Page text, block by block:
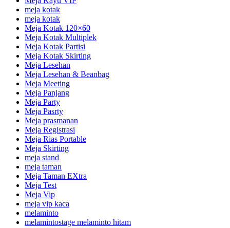
meja kotak
meja kotak
Meja Kotak 120×60
Meja Kotak Multiplek
Meja Kotak Partisi
Meja Kotak Skirting
Meja Lesehan
Meja Lesehan & Beanbag
Meja Meeting
Meja Panjang
Meja Party
Meja Pasrty
Meja prasmanan
Meja Registrasi
Meja Rias Portable
Meja Skirting
meja stand
meja taman
Meja Taman EXtra
Meja Test
Meja Vip
meja vip kaca
melaminto
melamintostage melaminto hitam